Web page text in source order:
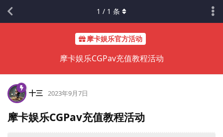
摩卡娱乐官方活动
摩卡娱乐CGPav充值教程活动
1 / 1 条
十三 2023年9月7日
摩卡娱乐CGPav充值教程活动